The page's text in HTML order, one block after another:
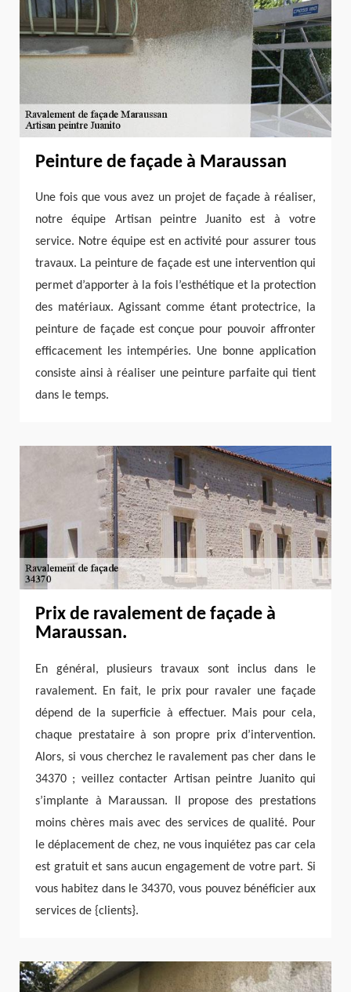
Peinture de façade à Maraussan
Une fois que vous avez un projet de façade à réaliser,
notre équipe Artisan peintre Juanito est à votre
service. Notre équipe est en activité pour assurer tous
travaux. La peinture de façade est une intervention qui
permet d’apporter à la fois l’esthétique et la protection
des matériaux. Agissant comme étant protectrice, la
peinture de façade est conçue pour pouvoir affronter
efficacement les intempéries. Une bonne application
consiste ainsi à réaliser une peinture parfaite qui tient
dans le temps.
Prix de ravalement de façade à
Maraussan.
En général, plusieurs travaux sont inclus dans le
ravalement. En fait, le prix pour ravaler une façade
dépend de la superficie à effectuer. Mais pour cela,
chaque prestataire à son propre prix d’intervention.
Alors, si vous cherchez le ravalement pas cher dans le
34370 ; veillez contacter Artisan peintre Juanito qui
s’implante à Maraussan. Il propose des prestations
moins chères mais avec des services de qualité. Pour
le déplacement de chez, ne vous inquiétez pas car cela
est gratuit et sans aucun engagement de votre part. Si
vous habitez dans le 34370, vous pouvez bénéficier aux
services de {clients}.